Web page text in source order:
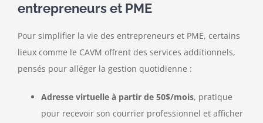
entrepreneurs et PME
Pour simplifier la vie des entrepreneurs et PME, certains
lieux comme le CAVM offrent des services additionnels,
pensés pour alléger la gestion quotidienne :
Adresse virtuelle à partir de 50$/mois, pratique
pour recevoir son courrier professionnel et afficher